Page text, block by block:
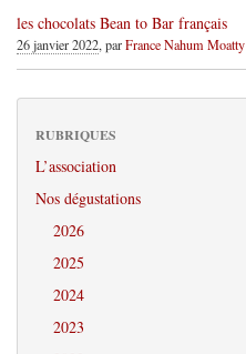
les chocolats Bean to Bar français
26 janvier 2022, parFrance Nahum Moatty
RUBRIQUES
L’association
Nos dégustations
2026
2025
2024
2023